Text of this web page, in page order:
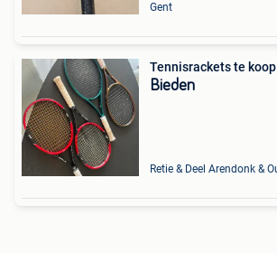
Gent
Tennisrackets te koop
Bieden